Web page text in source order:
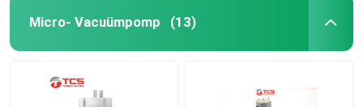
Micro- Vacuümpomp (13)